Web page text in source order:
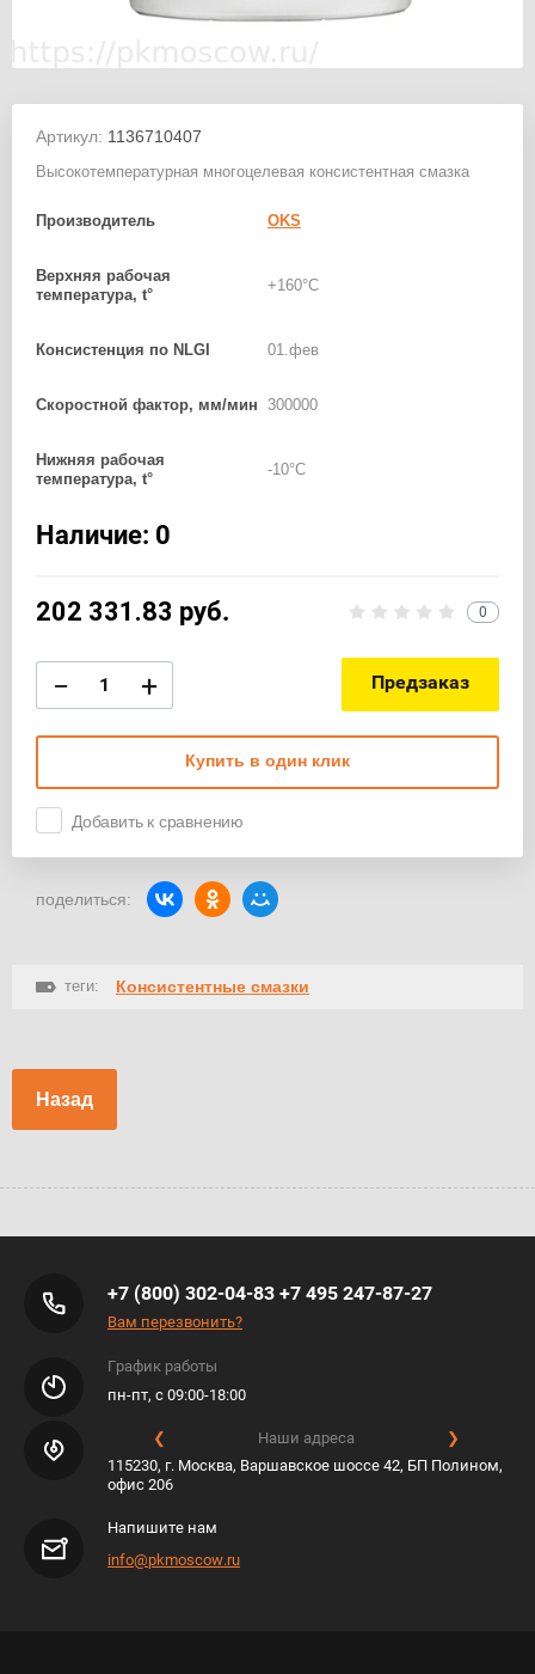
Артикул: 1136710407
Высокотемпературная многоцелевая консистентная смазка
Производитель OKS
Верхняя рабочая
температура, t°
+160°C
Консистенция по NLGI 01.фев
Скоростной фактор, мм/мин 300000
Нижняя рабочая
температура, t°
-10°C
Наличие: 0
202 331.83 руб. 0
− + Предзаказ
Купить в один клик
Добавить к сравнению
поделиться:
теги: Консистентные смазки
Назад
+7 (800) 302-04-83 +7 495 247-87-27
Вам перезвонить?
График работы
пн-пт, с 09:00-18:00
❮ Наши адреса
❯
115230, г. Москва, Варшавское шоссе 42, БП Полином,
офис 206
Напишите нам
info@pkmoscow.ru